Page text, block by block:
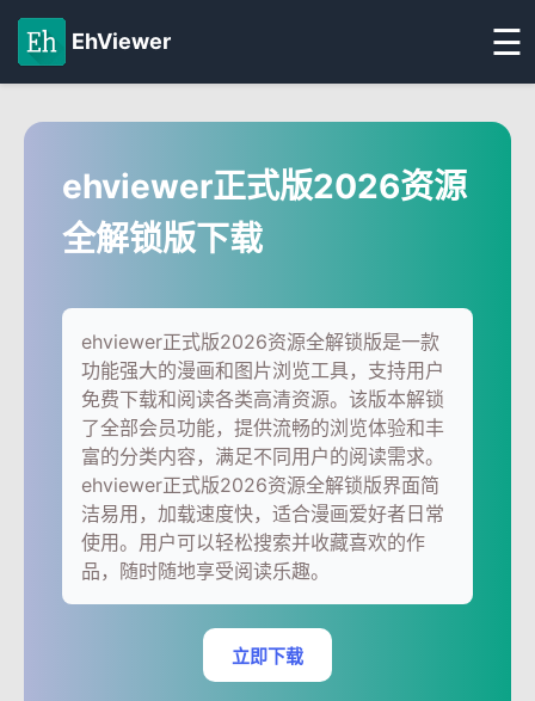
EhViewer ☰
ehviewer正式版2026资源
全解锁版下载
ehviewer正式版2026资源全解锁版是一款
功能强大的漫画和图片浏览工具，支持用户
免费下载和阅读各类高清资源。该版本解锁
了全部会员功能，提供流畅的浏览体验和丰
富的分类内容，满足不同用户的阅读需求。
ehviewer正式版2026资源全解锁版界面简
洁易用，加载速度快，适合漫画爱好者日常
使用。用户可以轻松搜索并收藏喜欢的作
品，随时随地享受阅读乐趣。
立即下载